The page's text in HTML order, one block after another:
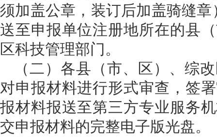
须加盖公章，装订后加盖骑缝
送至申报单位注册地所在的县
区科技管理部门。
（二）各县（市、区）、综
对申报材料进行形式审查，签
报材料报送至第三方专业服务
交申报材料的完整电子版光盘。